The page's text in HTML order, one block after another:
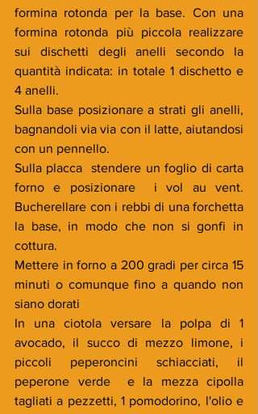
formina rotonda per la base. Con una
formina rotonda più piccola realizzare
sui dischetti degli anelli secondo la
quantità indicata: in totale 1 dischetto e
4 anelli.
Sulla base posizionare a strati gli anelli,
bagnandoli via via con il latte, aiutandosi
con un pennello.
Sulla placca  stendere un foglio di carta
forno e posizionare  i vol au vent.
Bucherellare con i rebbi di una forchetta
la base, in modo che non si gonfi in
cottura.
Mettere in forno a 200 gradi per circa 15
minuti o comunque fino a quando non
siano dorati
In una ciotola versare la polpa di 1
avocado, il succo di mezzo limone, i
piccoli peperoncini schiacciati, il
peperone verde  e la mezza cipolla
tagliati a pezzetti, 1 pomodorino, l'olio e